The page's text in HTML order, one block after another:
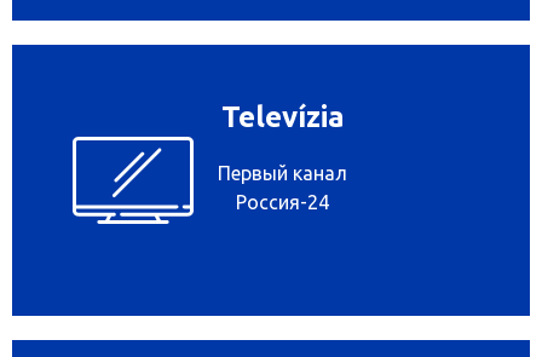
Televízia
Первый канал
Россия-24